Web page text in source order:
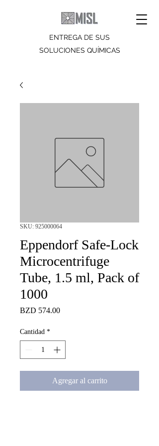
ENTREGA DE SUS
SOLUCIONES QUÍMICAS
SKU: 925000064
Eppendorf Safe-Lock
Microcentrifuge
Tube, 1.5 ml, Pack of
1000
BZD 574.00Precio
Cantidad *
Agregar al carrito